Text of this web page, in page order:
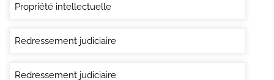
Propriété intellectuelle
Redressement judiciaire
Redressement judiciaire